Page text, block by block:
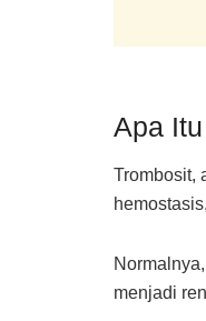
Apa
Trombosit,
menjadi